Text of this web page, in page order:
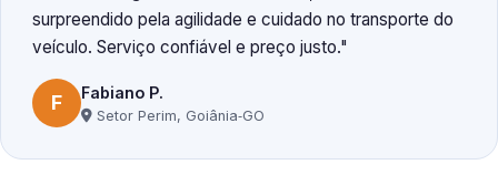
surpreendido pela agilidade e cuidado no transporte do
veículo. Serviço confiável e preço justo.
F Fabiano P.
Setor Perim, Goiânia‑GO